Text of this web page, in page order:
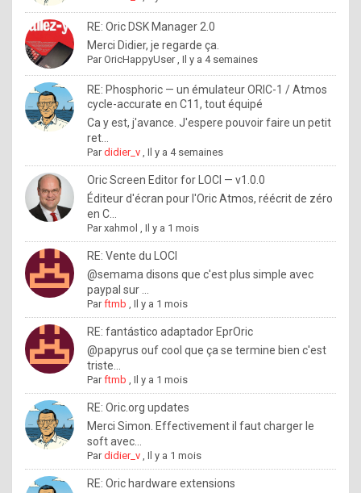
l
e
x
.
I
f
y
o
u
w
a
n
t
o
n
o
w
h
o
RE: Oric DSK Manager 2.0
Merci Didier, je regarde ça.
ParOricHappyUser,Il y a 4 semaines
RE: Phosphoric — un émulateur ORIC-1 / Atmos
cycle-accurate en C11, tout équipé
Ca y est, j'avance. J'espere pouvoir faire un petit
ret...
Pardidier_v ,Il y a 4 semaines
Oric Screen Editor for LOCI — v1.0.0
Éditeur d'écran pour l'Oric Atmos, réécrit de zéro
en C...
Parxahmol ,Il y a 1 mois
RE: Vente du LOCI
@semama disons que c'est plus simple avec
paypal sur ...
Parftmb ,Il y a 1 mois
RE: fantástico adaptador EprOric
@papyrus ouf cool que ça se termine bien c'est
triste...
Parftmb ,Il y a 1 mois
RE: Oric.org updates
Merci Simon. Effectivement il faut charger le
soft avec...
Pardidier_v ,Il y a 1 mois
RE: Oric hardware extensions